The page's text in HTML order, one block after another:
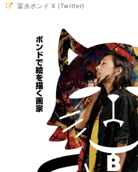
冨永ボンド X (Twitter)